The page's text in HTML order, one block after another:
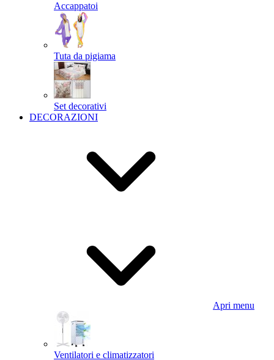
Accappatoi
Tuta da pigiama
Set decorativi
DECORAZIONI
Apri menu
Ventilatori e climatizzatori